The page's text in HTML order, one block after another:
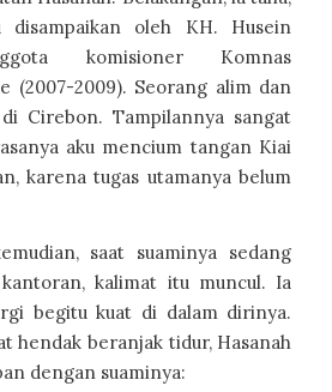
disampaikan oleh KH. Husein
komisioner Komnas
(2007-2009). Seorang alim dan
Cirebon. Tampilannya sangat
aku mencium tangan Kiai
karena tugas utamanya belum
saat suaminya sedang
kalimat itu muncul. Ia
begitu kuat di dalam dirinya.
hendak beranjak tidur, Hasanah
dengan suaminya: